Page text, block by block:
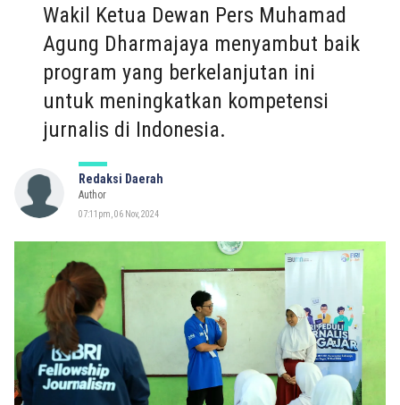
Wakil Ketua Dewan Pers Muhamad
Agung Dharmajaya menyambut baik
program yang berkelanjutan ini
untuk meningkatkan kompetensi
jurnalis di Indonesia.
Redaksi Daerah
Author
07:11pm, 06 Nov, 2024